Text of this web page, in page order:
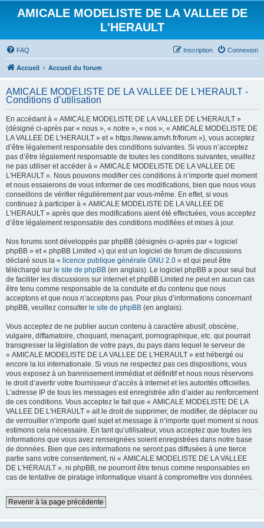
AMICALE MODELISTE DE LA VALLEE DE
L'HERAULT
FAQ Connexion
Inscription
Accueil Accueil du forum
AMICALE MODELISTE DE LA VALLEE DE L'HERAULT -
Conditions d’utilisation
En accédant à « AMICALE MODELISTE DE LA VALLEE DE L'HERAULT »
(désigné ci-après par « nous », « notre », « nos », « AMICALE MODELISTE DE
LA VALLEE DE L'HERAULT » et « https://www.amvh.fr/forum »), vous acceptez
d’être légalement responsable des conditions suivantes. Si vous n’acceptez
pas d’être légalement responsable de toutes les conditions suivantes, veuillez
ne pas utiliser et accéder à « AMICALE MODELISTE DE LA VALLEE DE
L'HERAULT ». Nous pouvons modifier ces conditions à n’importe quel moment
et nous essaierons de vous informer de ces modifications, bien que nous vous
conseillons de vérifier régulièrement par vous-même. En effet, si vous
continuez à participer à « AMICALE MODELISTE DE LA VALLEE DE
L'HERAULT » après que des modifications aient été effectuées, vous acceptez
d’être légalement responsable des conditions modifiées et mises à jour.
Nos forums sont développés par phpBB (désignés ci-après par « logiciel
phpBB » et « phpBB Limited ») qui est un logiciel de forum de discussions
déclaré sous la « licence publique générale GNU 2.0 » et qui peut être
téléchargé sur le site de phpBB (en anglais). Le logiciel phpBB a pour seul but
de faciliter les discussions sur internet et phpBB Limited ne peut en aucun cas
être tenu comme responsable de la conduite et du contenu que nous
acceptons et que nous n’acceptons pas. Pour plus d’informations concernant
phpBB, veuillez consulter le site de phpBB (en anglais).
Vous acceptez de ne publier aucun contenu à caractère abusif, obscène,
vulgaire, diffamatoire, choquant, menaçant, pornographique, etc. qui pourrait
transgresser la législation de votre pays, du pays dans lequel le serveur de
« AMICALE MODELISTE DE LA VALLEE DE L'HERAULT » est hébergé ou
encore la loi internationale. Si vous ne respectez pas ces dispositions, vous
vous exposez à un bannissement immédiat et définitif et nous nous réservons
le droit d’avertir votre fournisseur d’accès à internet et les autorités officielles.
L’adresse IP de tous les messages est enregistrée afin d’aider au renforcement
de ces conditions. Vous acceptez le fait que « AMICALE MODELISTE DE LA
VALLEE DE L'HERAULT » ait le droit de supprimer, de modifier, de déplacer ou
de verrouiller n’importe quel sujet et message à n’importe quel moment si nous
estimons cela nécessaire. En tant qu’utilisateur, vous acceptez que toutes les
informations que vous avez renseignées soient enregistrées dans notre base
de données. Bien que ces informations ne seront pas diffusées à une tierce
partie sans votre consentement, ni « AMICALE MODELISTE DE LA VALLEE
DE L'HERAULT », ni phpBB, ne pourront être tenus comme responsables en
cas de tentative de piratage informatique visant à compromettre vos données.
Revenir à la page précédente